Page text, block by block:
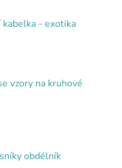
kabelka - exotika
vzory na kruhové
obdélník